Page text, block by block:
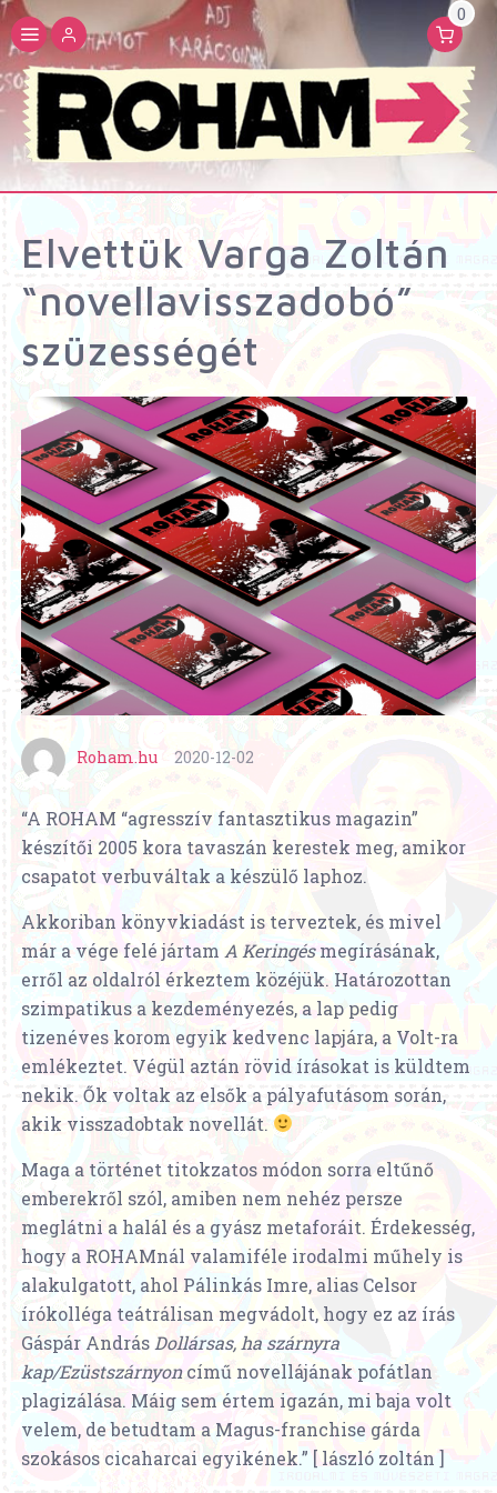
0
Elvettük Varga Zoltán
“novellavisszadobó”
szüzességét
Roham.hu 2020-12-02
“A ROHAM “agresszív fantasztikus magazin”
készítői 2005 kora tavaszán kerestek meg, amikor
csapatot verbuváltak a készülő laphoz.
Akkoriban könyvkiadást is terveztek, és mivel
már a vége felé jártam A Keringésmegírásának,
erről az oldalról érkeztem közéjük. Határozottan
szimpatikus a kezdeményezés, a lap pedig
tizenéves korom egyik kedvenc lapjára, a Volt-ra
emlékeztet. Végül aztán rövid írásokat is küldtem
nekik. Ők voltak az elsők a pályafutásom során,
akik visszadobtak novellát.
Maga a történet titokzatos módon sorra eltűnő
emberekről szól, amiben nem nehéz persze
meglátni a halál és a gyász metaforáit. Érdekesség,
hogy a ROHAMnál valamiféle irodalmi műhely is
alakulgatott, ahol Pálinkás Imre, alias Celsor
írókolléga teátrálisan megvádolt, hogy ez az írás
Gáspár András Dollársas, ha szárnyra
kap/Ezüstszárnyoncímű novellájának pofátlan
plagizálása. Máig sem értem igazán, mi baja volt
velem, de betudtam a Magus-franchise gárda
szokásos cicaharcai egyikének.” [ lászló zoltán ]